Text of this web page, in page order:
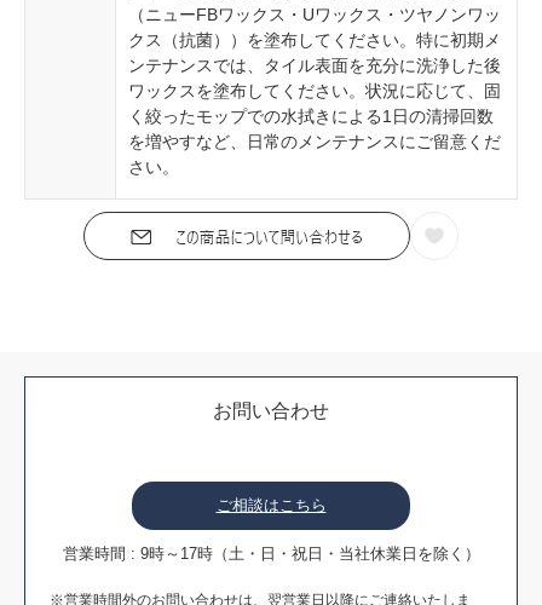
（ニューFBワックス・Uワックス・ツヤノンワッ
クス（抗菌））を塗布してください。特に初期メ
ンテナンスでは、タイル表面を充分に洗浄した後
ワックスを塗布してください。状況に応じて、固
く絞ったモップでの水拭きによる1日の清掃回数
を増やすなど、日常のメンテナンスにご留意くだ
さい。
お問い合わせ
ご相談はこちら
営業時間 : 9時～17時（土・日・祝日・当社休業日を除く）
※営業時間外のお問い合わせは、翌営業日以降にご連絡いたしま